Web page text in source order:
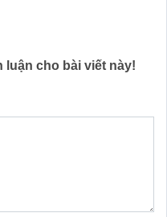
cho bài viết này!